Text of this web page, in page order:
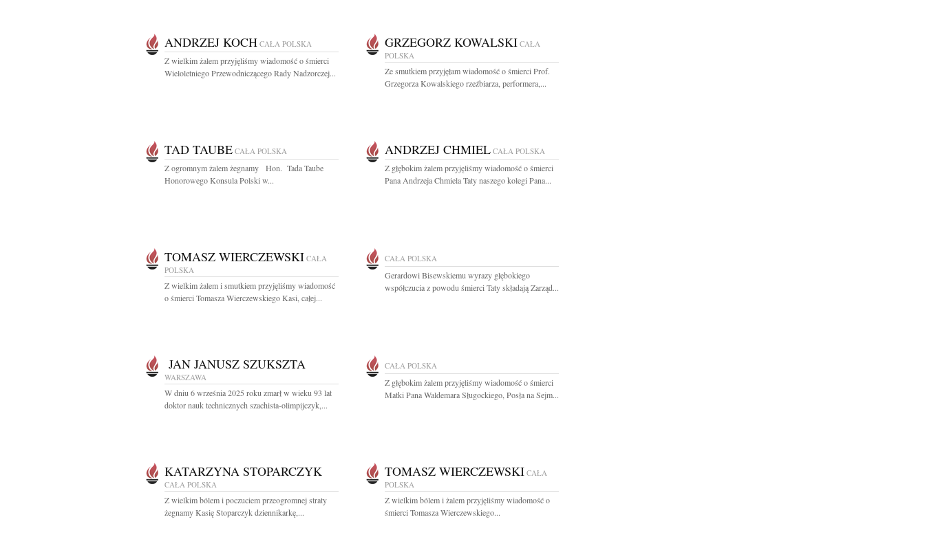
ANDRZEJ KOCH CAŁA POLSKA
Z wielkim żalem przyjęliśmy wiadomość o śmierci
Wieloletniego Przewodniczącego Rady Nadzorczej...
GRZEGORZ KOWALSKI CAŁA
POLSKA
Ze smutkiem przyjęłam wiadomość o śmierci Prof.
Grzegorza Kowalskiego rzeźbiarza, performera,...
TAD TAUBE CAŁA POLSKA
Z ogromnym żalem żegnamy Hon. Tada Taube
Honorowego Konsula Polski w...
ANDRZEJ CHMIEL CAŁA POLSKA
Z głębokim żalem przyjęliśmy wiadomość o śmierci
Pana Andrzeja Chmiela Taty naszego kolegi Pana...
TOMASZ WIERCZEWSKI CAŁA
POLSKA
Z wielkim żalem i smutkiem przyjęliśmy wiadomość
o śmierci Tomasza Wierczewskiego Kasi, całej...
CAŁA POLSKA
Gerardowi Bisewskiemu wyrazy głębokiego
współczucia z powodu śmierci Taty składają Zarząd...
JAN JANUSZ SZUKSZTA
WARSZAWA
W dniu 6 września 2025 roku zmarł w wieku 93 lat
doktor nauk technicznych szachista-olimpijczyk,...
CAŁA POLSKA
Z głębokim żalem przyjęliśmy wiadomość o śmierci
Matki Pana Waldemara Sługockiego, Posła na Sejm...
KATARZYNA STOPARCZYK
CAŁA POLSKA
Z wielkim bólem i poczuciem przeogromnej straty
żegnamy Kasię Stoparczyk dziennikarkę,...
TOMASZ WIERCZEWSKI CAŁA
POLSKA
Z wielkim bólem i żalem przyjęliśmy wiadomość o
śmierci Tomasza Wierczewskiego...